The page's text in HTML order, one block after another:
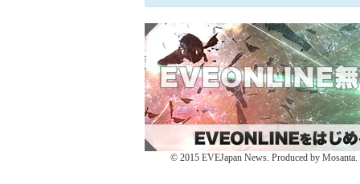
共
(新
し
い
ウ
ィ
ン
ド
ウ
で
開
す)
ン
ド
ウ
で
開
き
ま
す)
共
有
(新
し
い
ウ
ィ
ン
ド
ウ
で
開
き
ま
す)
© 2015 EVEJapan News. Produced by